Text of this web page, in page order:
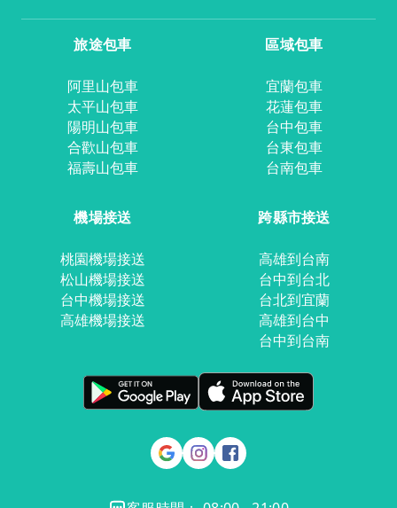
旅途包車
阿里山包車
太平山包車
陽明山包車
合歡山包車
福壽山包車
區域包車
宜蘭包車
花蓮包車
台中包車
台東包車
台南包車
機場接送
桃園機場接送
松山機場接送
台中機場接送
高雄機場接送
跨縣市接送
高雄到台南
台中到台北
台北到宜蘭
高雄到台中
台中到台南